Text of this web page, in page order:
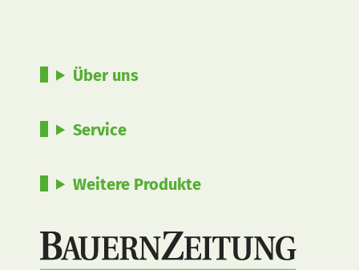
Über uns
Service
Weitere Produkte